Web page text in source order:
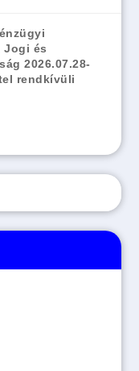
Jogi és
2026.07.28-
rendkívüli